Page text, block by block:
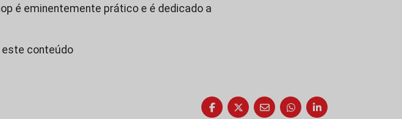
é eminentemente prático e é dedicado a
este conteúdo